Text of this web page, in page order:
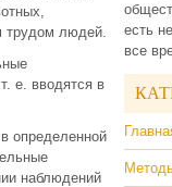
трудом людей.
е. вводятся в
определенной
наблюдений
есть
все